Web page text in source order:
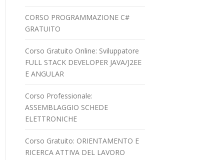
CORSO PROGRAMMAZIONE C#
GRATUITO
Corso Gratuito Online: Sviluppatore
FULL STACK DEVELOPER JAVA/J2EE
E ANGULAR
Corso Professionale:
ASSEMBLAGGIO SCHEDE
ELETTRONICHE
Corso Gratuito: ORIENTAMENTO E
RICERCA ATTIVA DEL LAVORO